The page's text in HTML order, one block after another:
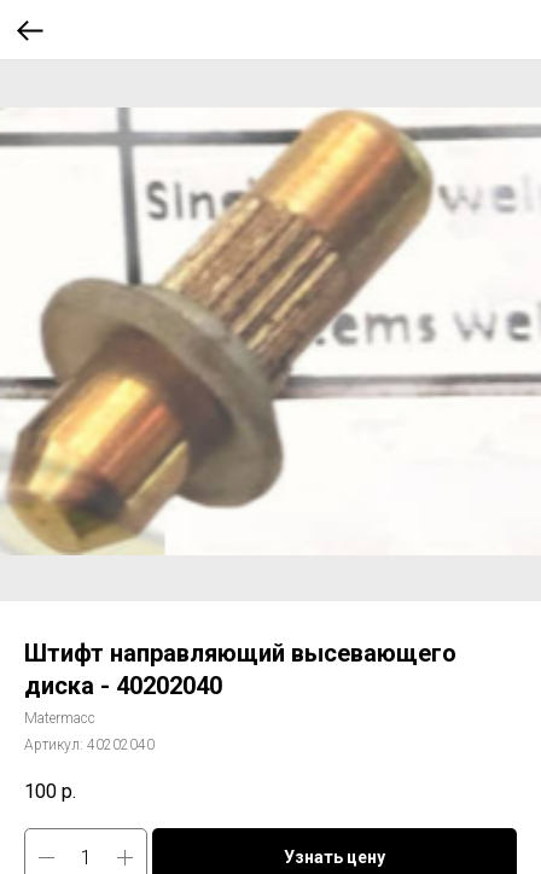
Штифт направляющий высевающего
диска - 40202040
Matermacc
Артикул: 40202040
100 р.
Узнать цену